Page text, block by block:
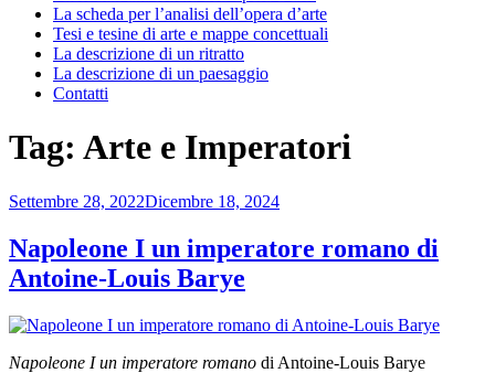
La scheda per l’analisi dell’opera d’arte
Tesi e tesine di arte e mappe concettuali
La descrizione di un ritratto
La descrizione di un paesaggio
Contatti
Tag: Arte e Imperatori
Pubblicato
Settembre 28, 2022Dicembre 18, 2024
Napoleone I un imperatore romano di
Antoine-Louis Barye
Napoleone I un imperatore romano di Antoine-Louis Barye